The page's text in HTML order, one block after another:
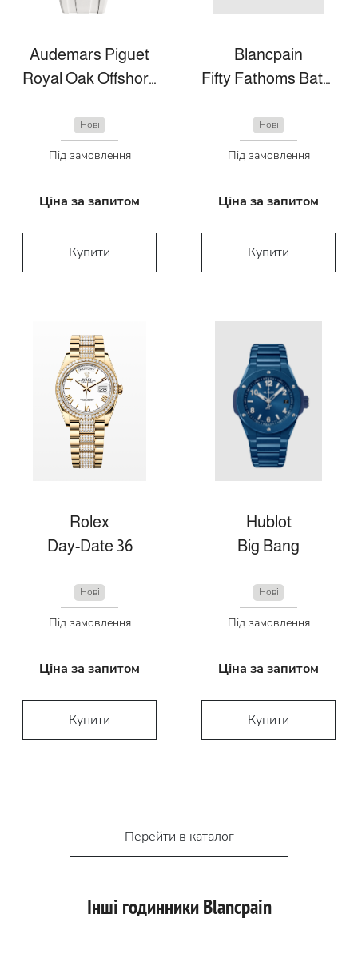
Audemars Piguet
Royal Oak Offshore
Нові
Під замовлення
Ціна за запитом
Купити
Blancpain
Fifty Fathoms Bathyscaphe
Нові
Під замовлення
Ціна за запитом
Купити
Rolex
Day-Date 36
Нові
Під замовлення
Ціна за запитом
Купити
Hublot
Big Bang
Нові
Під замовлення
Ціна за запитом
Купити
Перейти в каталог
Інші годинники Blancpain